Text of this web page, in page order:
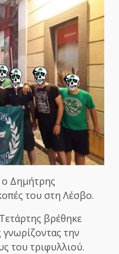
Δημήτρης
του στη Λέσβο.
βρέθηκε
την
του τριφυλλιού.